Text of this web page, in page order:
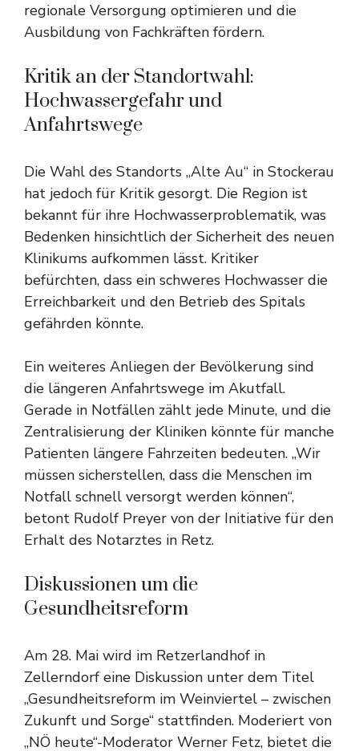
regionale Versorgung optimieren und die
Ausbildung von Fachkräften fördern.
Kritik an der Standortwahl:
Hochwassergefahr und
Anfahrtswege
Die Wahl des Standorts „Alte Au“ in Stockerau
hat jedoch für Kritik gesorgt. Die Region ist
bekannt für ihre Hochwasserproblematik, was
Bedenken hinsichtlich der Sicherheit des neuen
Klinikums aufkommen lässt. Kritiker
befürchten, dass ein schweres Hochwasser die
Erreichbarkeit und den Betrieb des Spitals
gefährden könnte.
Ein weiteres Anliegen der Bevölkerung sind
die längeren Anfahrtswege im Akutfall.
Gerade in Notfällen zählt jede Minute, und die
Zentralisierung der Kliniken könnte für manche
Patienten längere Fahrzeiten bedeuten. „Wir
müssen sicherstellen, dass die Menschen im
Notfall schnell versorgt werden können“,
betont Rudolf Preyer von der Initiative für den
Erhalt des Notarztes in Retz.
Diskussionen um die
Gesundheitsreform
Am 28. Mai wird im Retzerlandhof in
Zellerndorf eine Diskussion unter dem Titel
„Gesundheitsreform im Weinviertel – zwischen
Zukunft und Sorge“ stattfinden. Moderiert von
„NÖ heute“-Moderator Werner Fetz, bietet die